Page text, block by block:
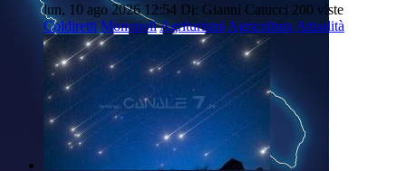
lun, 10 ago 2026 12:54 Di: Gianni Catucci 200 viste
Coldiretti MonopoliAgriturismi Agricoltura Attualità